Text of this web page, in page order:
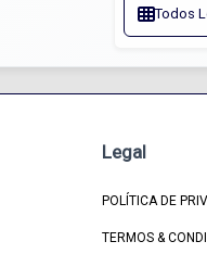
Todos
Legal
POLÍTICA DE
TERMOS &